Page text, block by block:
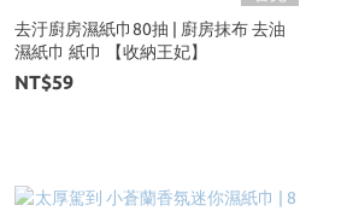
去汙廚房濕紙巾80抽 | 廚房抹布 去油
濕紙巾 紙巾 【收納王妃】
NT$59